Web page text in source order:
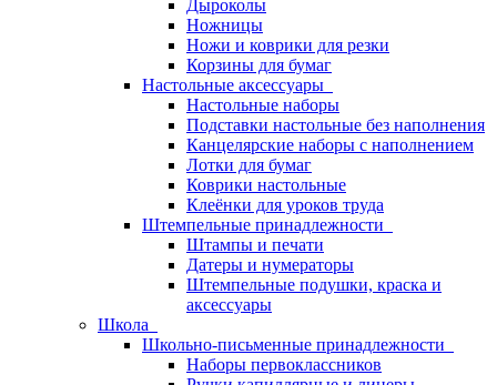
Дыроколы
Ножницы
Ножи и коврики для резки
Корзины для бумаг
Настольные аксессуары
Настольные наборы
Подставки настольные без наполнения
Канцелярские наборы с наполнением
Лотки для бумаг
Коврики настольные
Клеёнки для уроков труда
Штемпельные принадлежности
Штампы и печати
Датеры и нумераторы
Штемпельные подушки, краска и
аксессуары
Школа
Школьно-письменные принадлежности
Наборы первоклассников